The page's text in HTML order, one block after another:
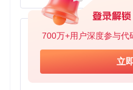
700万+用户深度参与代
立
部分机型需在修改后重置
风险防控要点 🔒
：检查是否以管
：使用工具目录
py-xiaozhi
Python
0 1